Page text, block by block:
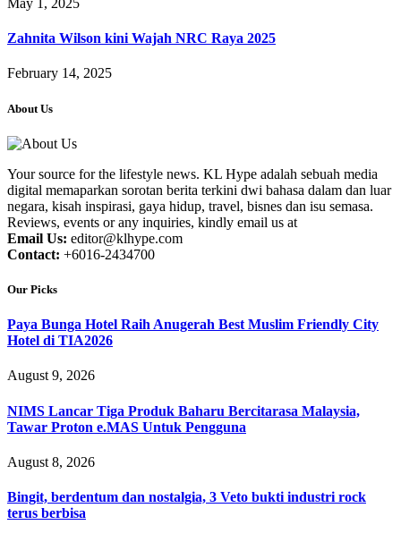
May 1, 2025
Zahnita Wilson kini Wajah NRC Raya 2025
February 14, 2025
About Us
Your source for the lifestyle news. KL Hype adalah sebuah media
digital memaparkan sorotan berita terkini dwi bahasa dalam dan luar
negara, kisah inspirasi, gaya hidup, travel, bisnes dan isu semasa.
Reviews, events or any inquiries, kindly email us at
Email Us: editor@klhype.com
Contact: +6016-2434700
Our Picks
Paya Bunga Hotel Raih Anugerah Best Muslim Friendly City
Hotel di TIA2026
August 9, 2026
NIMS Lancar Tiga Produk Baharu Bercitarasa Malaysia,
Tawar Proton e.MAS Untuk Pengguna
August 8, 2026
Bingit, berdentum dan nostalgia, 3 Veto bukti industri rock
terus berbisa